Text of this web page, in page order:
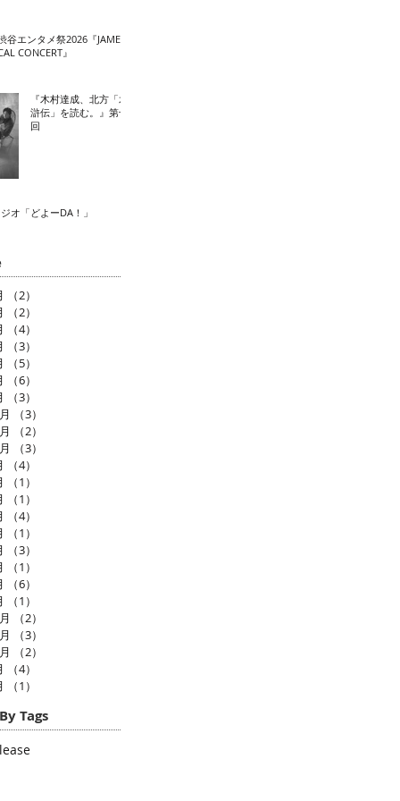
谷エンタメ祭2026『JAME
CONCERT』
『木村達成、北方「水
滸伝」を読む。』第十
回
オ「どよーDA！」
（2）
（2）
（4）
（3）
（5）
（6）
（3）
（3）
（2）
（3）
（4）
（1）
（1）
（4）
（1）
（3）
（1）
（6）
（1）
（2）
（3）
（2）
（4）
（1）
Tags